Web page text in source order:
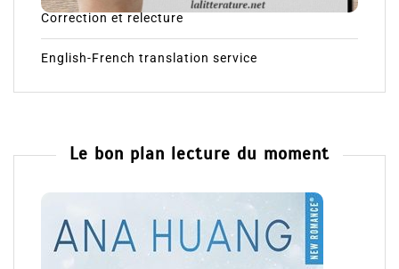
Correction et relecture
English-French translation service
Le bon plan lecture du moment